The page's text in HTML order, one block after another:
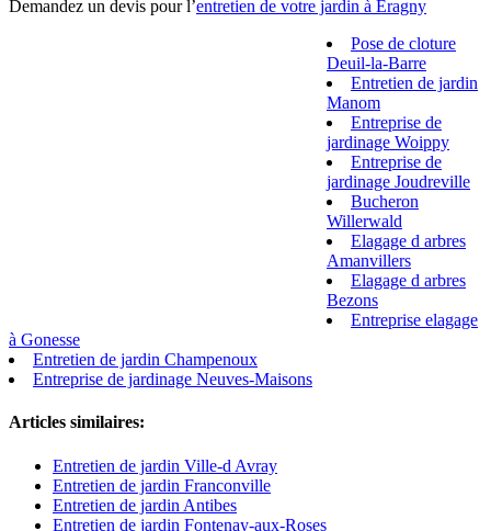
Demandez un devis pour l’entretien de votre jardin à Eragny
Pose de cloture
Deuil-la-Barre
Entretien de jardin
Manom
Entreprise de
jardinage Woippy
Entreprise de
jardinage Joudreville
Bucheron
Willerwald
Elagage d arbres
Amanvillers
Elagage d arbres
Bezons
Entreprise elagage
à Gonesse
Entretien de jardin Champenoux
Entreprise de jardinage Neuves-Maisons
Articles similaires:
Entretien de jardin Ville-d Avray
Entretien de jardin Franconville
Entretien de jardin Antibes
Entretien de jardin Fontenay-aux-Roses